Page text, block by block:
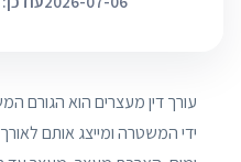
עורך דין מעצרים הוא הגורם
ידי המשטרה ומייצג אותם